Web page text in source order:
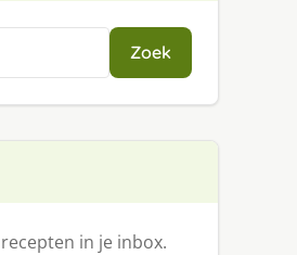
Zoek
in je inbox.